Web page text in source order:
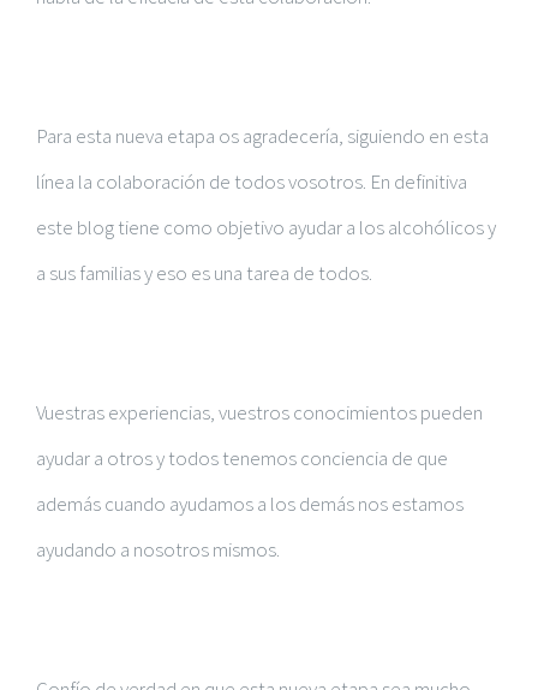
Para esta nueva etapa os agradecería, siguiendo en esta
línea la colaboración de todos vosotros. En definitiva
este blog tiene como objetivo ayudar a los alcohólicos y
a sus familias y eso es una tarea de todos.
Vuestras experiencias, vuestros conocimientos pueden
ayudar a otros y todos tenemos conciencia de que
además cuando ayudamos a los demás nos estamos
ayudando a nosotros mismos.